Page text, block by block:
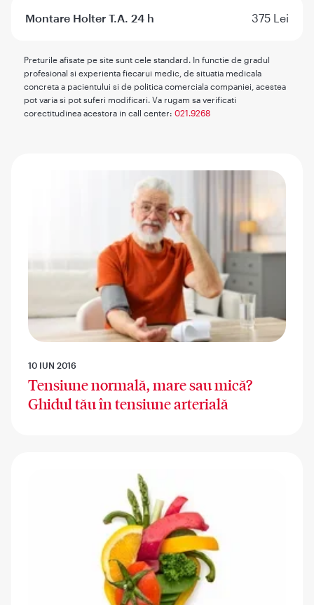
Montare Holter T.A. 24 h 375 Lei
Preturile afisate pe site sunt cele standard. In functie de gradul
profesional si experienta fiecarui medic, de situatia medicala
concreta a pacientului si de politica comerciala companiei, acestea
pot varia si pot suferi modificari. Va rugam sa verificati
corectitudinea acestora in call center: 021.9268
10 IUN 2016
Tensiune normală, mare sau mică?
Ghidul tău în tensiune arterială